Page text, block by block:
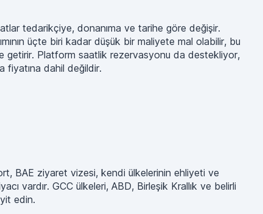
tedarikçiye, donanıma ve tarihe göre değişir.
üçte biri kadar düşük bir maliyete mal olabilir, bu
getirir. Platform saatlik rezervasyonu da destekliyor,
fiyatına dahil değildir.
BAE ziyaret vizesi, kendi ülkelerinin ehliyeti ve
vardır. GCC ülkeleri, ABD, Birleşik Krallık ve belirli
edin.